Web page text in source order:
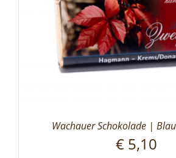
Wachauer Schokolade |
€ 5,10